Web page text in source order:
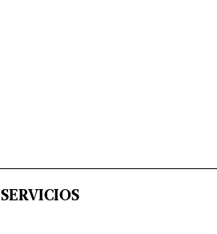
SERVICIOS